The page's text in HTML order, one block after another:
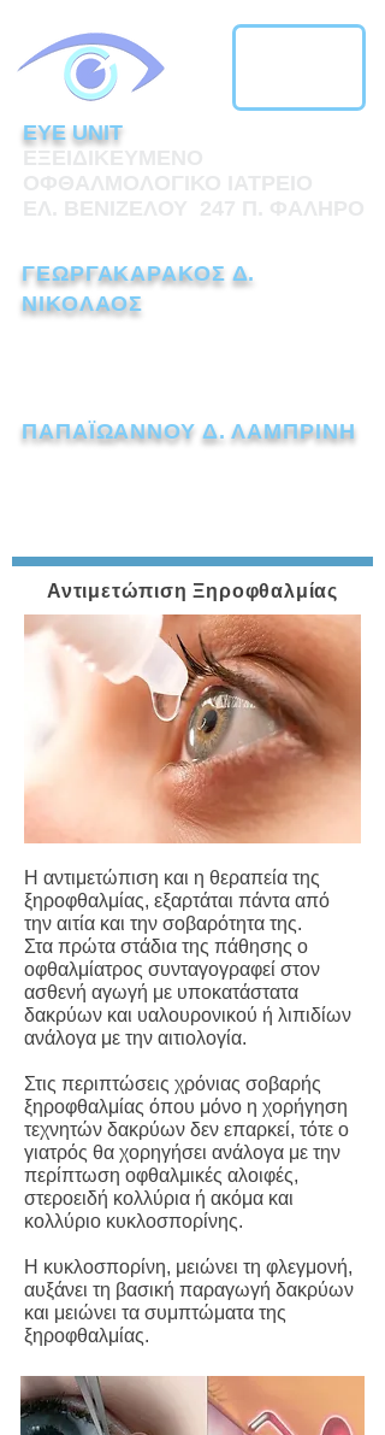
EYE UNIT
ΓΕΩΡΓΑΚΑΡΑΚΟΣ Δ.
ΝΙΚΟΛΑΟΣ
ΠΑΠΑΪΩΑΝΝΟΥ Δ. ΛΑΜΠΡΙΝΗ
Αντιμετώπιση Ξηροφθαλμίας
Η αντιμετώπιση και η θεραπεία της
ξηροφθαλμίας, εξαρτάται πάντα από
την αιτία και την σοβαρότητα της.
Στα πρώτα στάδια της πάθησης ο
οφθαλμίατρος συνταγογραφεί στον
ασθενή αγωγή με υποκατάστατα
δακρύων και υαλουρονικού ή λιπιδίων
ανάλογα με την αιτιολογία.
Στις περιπτώσεις χρόνιας σοβαρής
ξηροφθαλμίας όπου μόνο η χορήγηση
τεχνητών δακρύων δεν επαρκεί, τότε ο
γιατρός θα χορηγήσει ανάλογα με την
περίπτωση οφθαλμικές αλοιφές,
στεροειδή κολλύρια ή ακόμα και
κολλύριο κυκλοσπορίνης.
Η κυκλοσπορίνη, μειώνει τη φλεγμονή,
αυξάνει τη βασική παραγωγή δακρύων
και μειώνει τα συμπτώματα της
ξηροφθαλμίας.